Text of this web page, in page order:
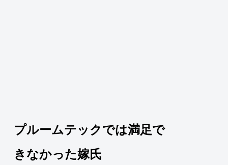
プルームテックでは満足で
きなかった嫁氏